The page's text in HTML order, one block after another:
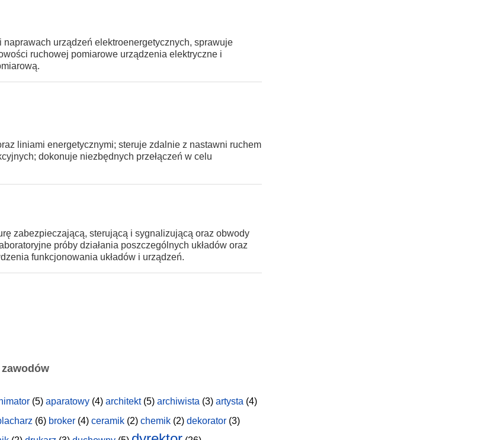
urządzeń elektroenergetycznych, sprawuje
ruchowej pomiarowe urządzenia elektryczne i
liniami energetycznymi; steruje zdalnie z nastawni ruchem
dokonuje niezbędnych przełączeń w celu
zabezpieczającą, sterującą i sygnalizującą oraz obwody
próby działania poszczególnych układów oraz
funkcjonowania układów i urządzeń.
(5) aparatowy (4) architekt(5) archiwista (3) artysta (4)
(6) broker (4) ceramik (2) chemik (2) dekorator (3)